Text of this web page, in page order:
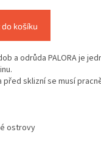
košíku
a odrůda PALORA je
před sklizní se musí
ostrovy